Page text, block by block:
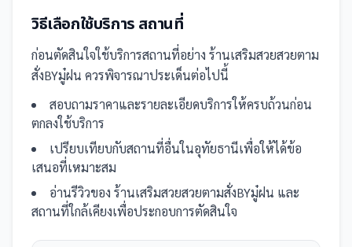
วิธีเลือกใช้บริการ สถานที่
ก่อนตัดสินใจใช้บริการสถานที่อย่าง ร้านเสริมสวยสวยตาม
สั่งBYมู๋ฝน ควรพิจารณาประเด็นต่อไปนี้
สอบถามราคาและรายละเอียดบริการให้ครบถ้วนก่อน
ตกลงใช้บริการ
เปรียบเทียบกับสถานที่อื่นในอุทัยธานีเพื่อให้ได้ข้อ
เสนอที่เหมาะสม
อ่านรีวิวของ ร้านเสริมสวยสวยตามสั่งBYมู๋ฝน และ
สถานที่ใกล้เคียงเพื่อประกอบการตัดสินใจ